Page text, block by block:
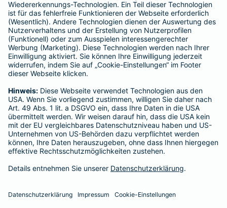
Schnelle Notfallversorgung bei Ernstfällen
gewährleisten
Der Dackel Balu macht für Leckerlies alles. Beim Gassigehen
frisst er leider eine mit Rasierklingen gespickte Wurst. Die
Notfalls nimmt der Tierarzt den 4-fachen GOT-Satz und Balus
Besitzer muss eine vierstellige Rechnung begleichen. Der
Basis-Schutz der Barmenia erstattet dieNotfallversorgung
im tierärztlichen Notdienstkomplett - ohne eine Begrenzung
der Jahreshöchstleistung für Operationen.